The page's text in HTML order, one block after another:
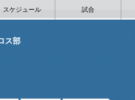
スケジュール 試合
ス部